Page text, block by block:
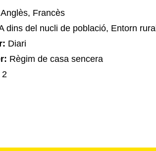
Anglès, Francès
dins del nucli de població, Entorn rural
Diari
Règim de casa sencera
2